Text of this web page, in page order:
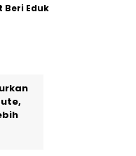
Kepada Siswa: Agar